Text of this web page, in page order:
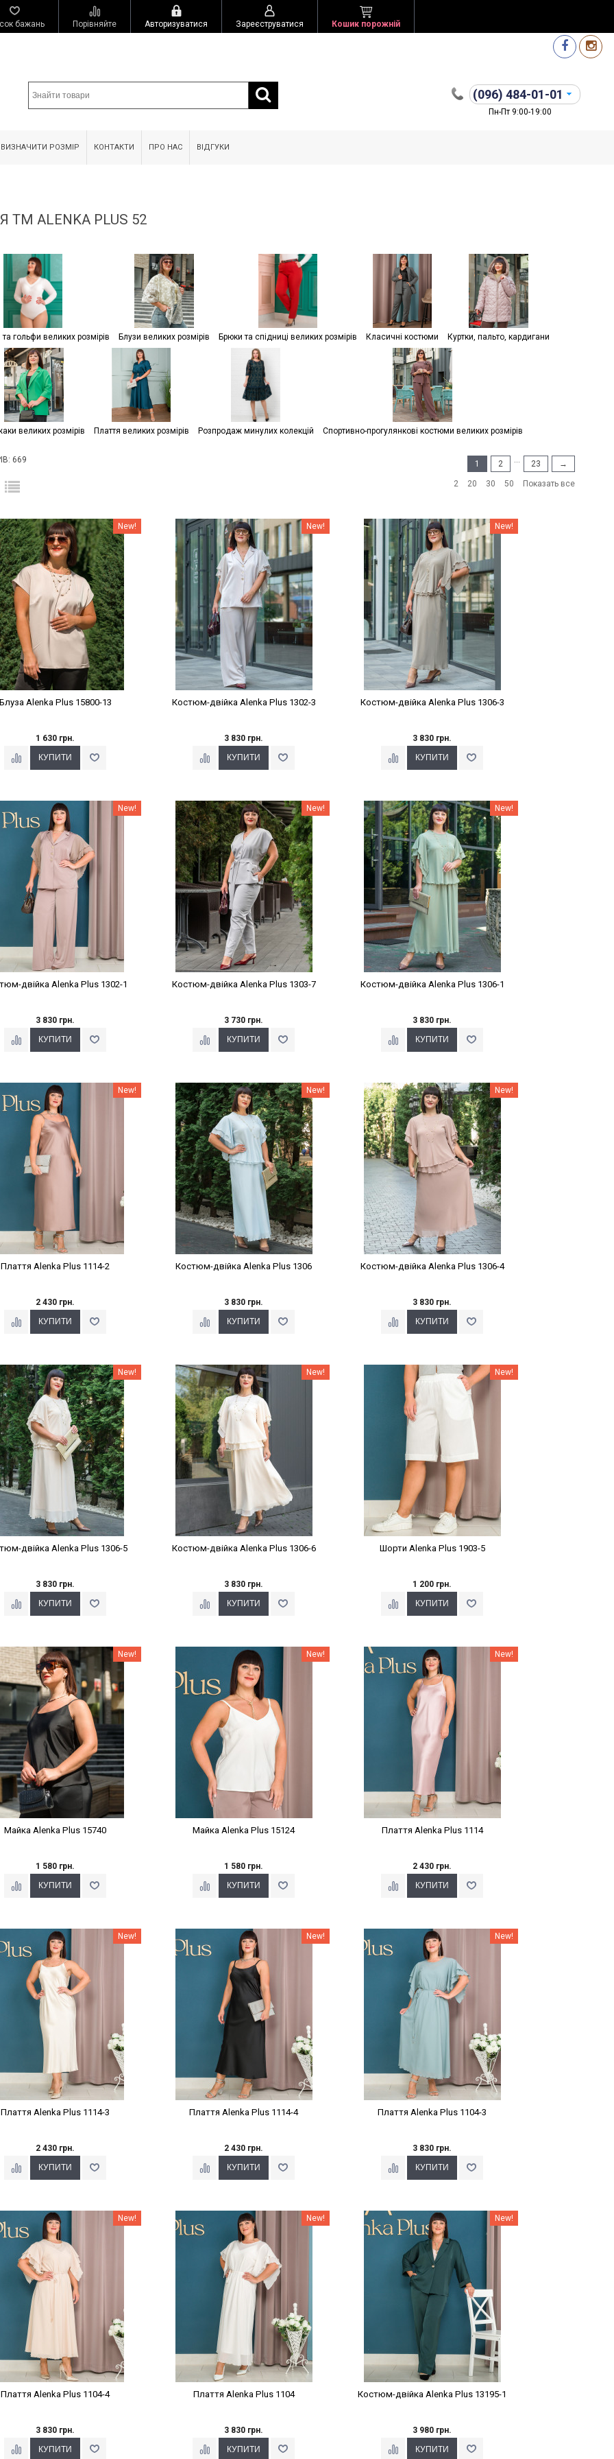
бажань Порівняйте Авторизуватися Зареєструватися Кошик порожній
(096) 484-01-01
Пн-Пт 9:00-19:00
ВИЗНАЧИТИ РОЗМІР КОНТАКТИ ПРО НАС ВІДГУКИ
ТМ ALENKA PLUS 52
та гольфи великих розмірів Блузи великих розмірів Брюки та спідниці великих розмірів Класичні костюми Куртки, пальто, кардигани
великих розмірів Плаття великих розмірів Розпродаж минулих колекцій Спортивно-прогулянкові костюми великих розмірів
669 1 2 ... 23 →
2 20 30 50 Показать все
Наклейки Варіант з % New!
Alenka Plus 15800-13
1 630 грн.
Наклейки Варіант з % New!
Костюм-двійка Alenka Plus 1302-3
3 830 грн.
Наклейки Варіант з % New!
Костюм-двійка Alenka Plus 1306-3
3 830 грн.
Наклейки Варіант з % New!
двійка Alenka Plus 1302-1
3 830 грн.
Наклейки Варіант з % New!
Костюм-двійка Alenka Plus 1303-7
3 730 грн.
Наклейки Варіант з % New!
Костюм-двійка Alenka Plus 1306-1
3 830 грн.
Наклейки Варіант з % New!
Плаття Alenka Plus 1114-2
2 430 грн.
Наклейки Варіант з % New!
Костюм-двійка Alenka Plus 1306
3 830 грн.
Наклейки Варіант з % New!
Костюм-двійка Alenka Plus 1306-4
3 830 грн.
Наклейки Варіант з % New!
двійка Alenka Plus 1306-5
3 830 грн.
Наклейки Варіант з % New!
Костюм-двійка Alenka Plus 1306-6
3 830 грн.
Наклейки Варіант з % New!
Шорти Alenka Plus 1903-5
1 200 грн.
Наклейки Варіант з % New!
Майка Alenka Plus 15740
1 580 грн.
Наклейки Варіант з % New!
Майка Alenka Plus 15124
1 580 грн.
Наклейки Варіант з % New!
Плаття Alenka Plus 1114
2 430 грн.
Наклейки Варіант з % New!
Плаття Alenka Plus 1114-3
2 430 грн.
Наклейки Варіант з % New!
Плаття Alenka Plus 1114-4
2 430 грн.
Наклейки Варіант з % New!
Плаття Alenka Plus 1104-3
3 830 грн.
Наклейки Варіант з % New!
Плаття Alenka Plus 1104-4
3 830 грн.
Наклейки Варіант з % New!
Плаття Alenka Plus 1104
3 830 грн.
Наклейки Варіант з % New!
Костюм-двійка Alenka Plus 13195-1
3 980 грн.